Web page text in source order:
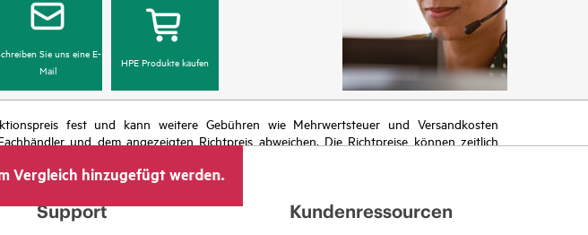
Sie uns eine E-
Mail
HPE Produkte kaufen
fest und kann weitere Gebühren wie Mehrwertsteuer und Versandkosten
und dem angezeigten Richtpreis abweichen. Die Richtpreise können zeitlich
und Fehlern in der Werbung.
Vergleich hinzugefügt werden.
Support Kundenressourcen